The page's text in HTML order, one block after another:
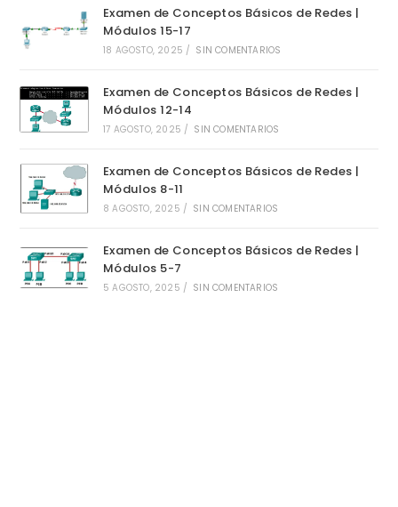
Examen de Conceptos Básicos de Redes |
Módulos 15-17
18 AGOSTO, 2025 / SIN COMENTARIOS
Examen de Conceptos Básicos de Redes |
Módulos 12-14
17 AGOSTO, 2025 / SIN COMENTARIOS
Examen de Conceptos Básicos de Redes |
Módulos 8-11
8 AGOSTO, 2025 / SIN COMENTARIOS
Examen de Conceptos Básicos de Redes |
Módulos 5-7
5 AGOSTO, 2025 / SIN COMENTARIOS